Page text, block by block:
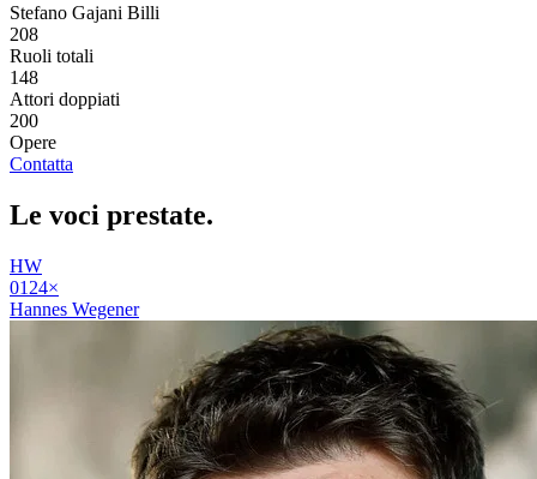
Stefano Gajani Billi
208
Ruoli totali
148
Attori doppiati
200
Opere
Contatta
Le voci prestate.
HW
01 24×
Hannes Wegener